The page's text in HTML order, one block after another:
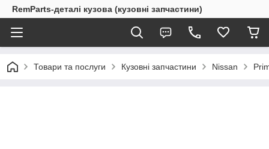
RemParts-деталі кузова (кузовні запчастини)
Товари та послуги Кузовні запчастини Nissan